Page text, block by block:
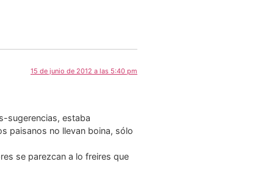
15 de junio de 2012 a las 5:40 pm
sugerencias, estaba
paisanos no llevan boina, sólo
se parezcan a lo freires que